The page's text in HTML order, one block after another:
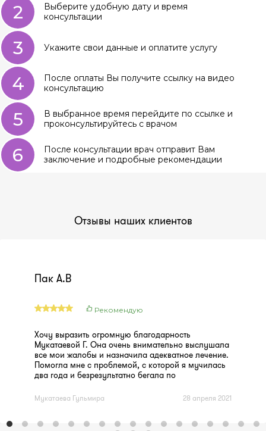
2
Выберите удобную дату и время
консультации
3 Укажите свои данные и оплатите услугу
4
После оплаты Вы получите ссылку на видео
консультацию
5
В выбранное время перейдите по ссылке и
проконсультируйтесь с врачом
6
После консультации врач отправит Вам
заключение и подробные рекомендации
Отзывы наших клиентов
Пак А.В
Рекомендую
Хочу выразить огромную благодарность
Мукатаевой Г. Она очень внимательно выслушала
все мои жалобы и назначила адекватное лечение.
Помогла мне с проблемой, с которой я мучилась
два года и безрезультатно бегала по
Внимательный и понимающий врач.
Мукатаева Гульмира 28 апреля 2021